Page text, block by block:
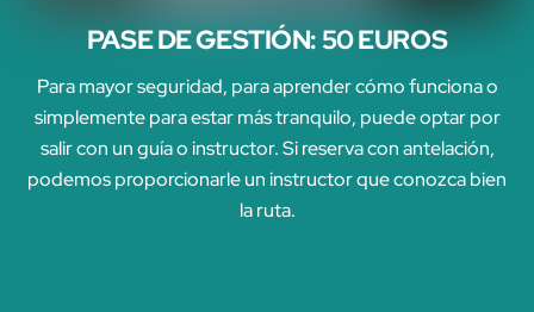
PASE DE GESTIÓN: 50 EUROS
Para mayor seguridad, para aprender cómo funciona o
simplemente para estar más tranquilo, puede optar por
salir con un guía o instructor. Si reserva con antelación,
podemos proporcionarle un instructor que conozca bien
la ruta.